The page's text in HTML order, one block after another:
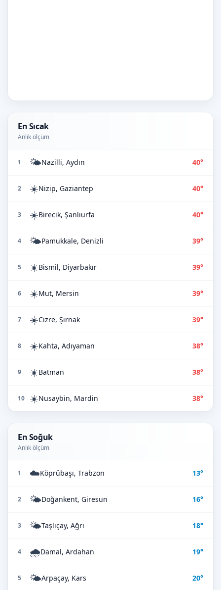
En Sıcak
Anlık ölçüm
1 🌤️Nazilli, Aydın 40°
2 ☀️Nizip, Gaziantep 40°
3 ☀️Birecik, Şanlıurfa 40°
4 🌤️Pamukkale, Denizli 39°
5 ☀️Bismil, Diyarbakır 39°
6 ☀️Mut, Mersin 39°
7 ☀️Cizre, Şırnak 39°
8 ☀️Kahta, Adıyaman 38°
9 ☀️Batman 38°
10 ☀️Nusaybin, Mardin 38°
En Soğuk
Anlık ölçüm
1 ☁️Köprübaşı, Trabzon 13°
2 🌤️Doğankent, Giresun 16°
3 🌤️Taşlıçay, Ağrı 18°
4 🌧️Damal, Ardahan 19°
5 🌤️Arpaçay, Kars 20°